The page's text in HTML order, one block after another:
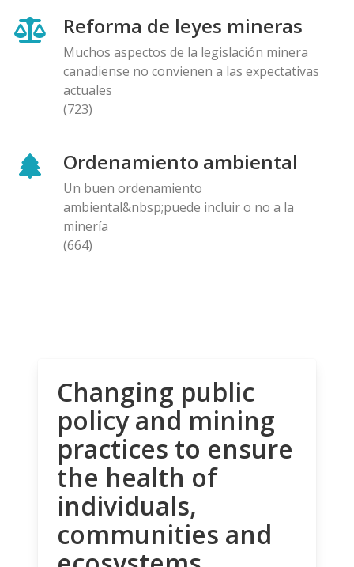
Reforma de leyes mineras
Muchos aspectos de la legislación minera
canadiense no convienen a las expectativas
actuales
(723)
Ordenamiento ambiental
Un buen ordenamiento
ambiental&nbsp;puede incluir o no a la
minería
(664)
Changing public
policy and mining
practices to ensure
the health of
individuals,
communities and